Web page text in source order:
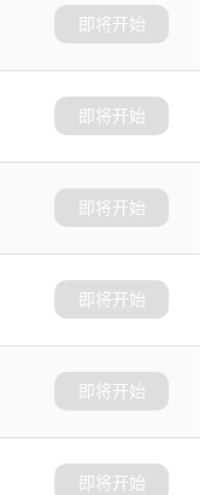
即将开始
即将开始
即将开始
即将开始
即将开始
即将开始